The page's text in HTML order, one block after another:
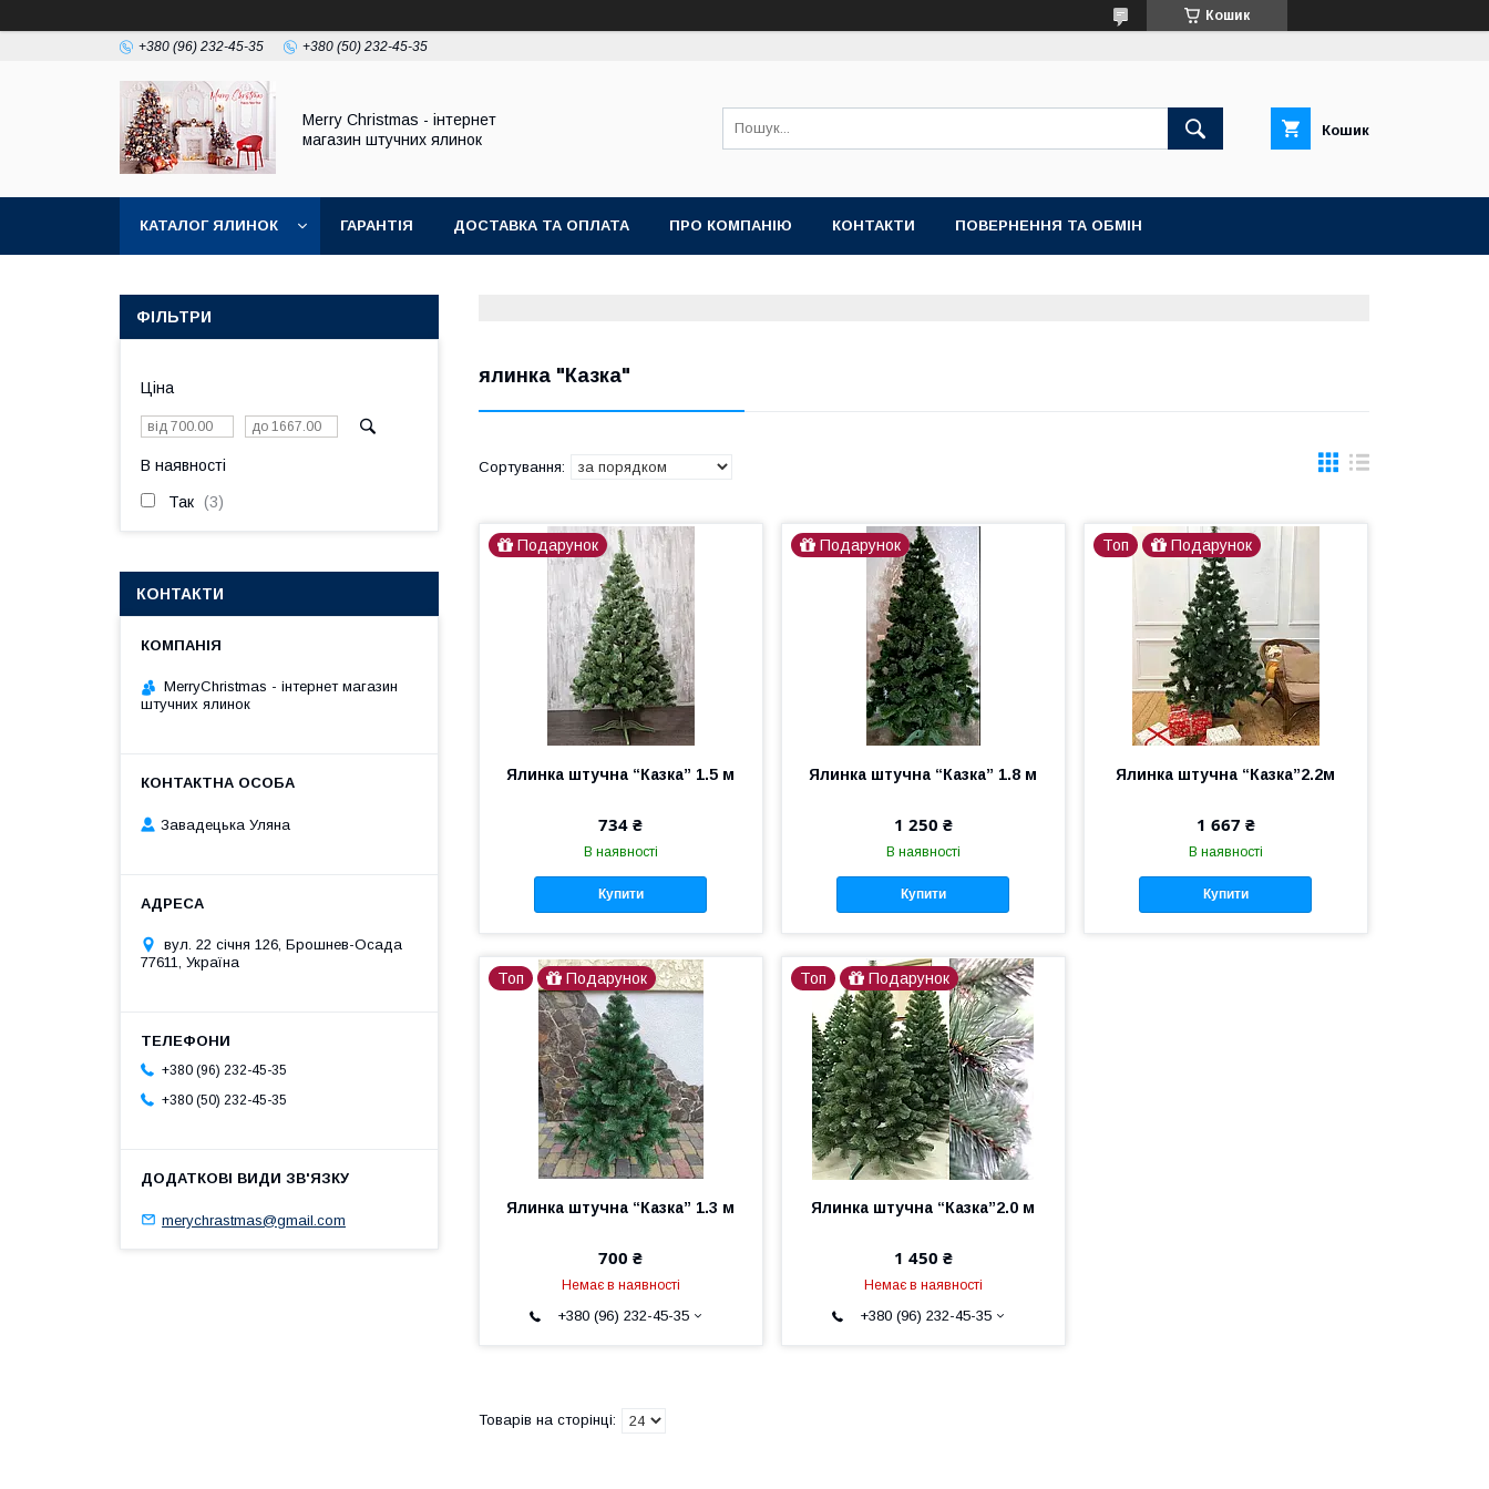
Кошик
+380 (96) 232-45-35 +380 (50) 232-45-35
Merry Christmas - інтернет
магазин штучних ялинок
Кошик
КАТАЛОГ ЯЛИНОК ГАРАНТІЯ ДОСТАВКА ТА ОПЛАТА ПРО КОМПАНІЮ КОНТАКТИ ПОВЕРНЕННЯ ТА ОБМІН
ялинка "Казка"
Подарунок
Ялинка штучна “Казка” 1.5 м
734 ₴
В наявності
Купити
Подарунок
Ялинка штучна “Казка” 1.8 м
1 250 ₴
В наявності
Купити
Топ Подарунок
Ялинка штучна “Казка”2.2м
1 667 ₴
В наявності
Купити
Топ Подарунок
Ялинка штучна “Казка” 1.3 м
700 ₴
Немає в наявності
+380 (96) 232-45-35
Топ Подарунок
Ялинка штучна “Казка”2.0 м
1 450 ₴
Немає в наявності
+380 (96) 232-45-35
ФІЛЬТРИ
Ціна
В наявності
Так 3
КОНТАКТИ
MerryChristmas - інтернет магазин
штучних ялинок
Завадецька Уляна
вул. 22 січня 126, Брошнев-Осада
77611, Україна
+380 (96) 232-45-35
+380 (50) 232-45-35
merychrastmas@gmail.com